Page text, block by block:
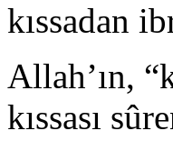
kıssadan
Allah’ın,
kıssası